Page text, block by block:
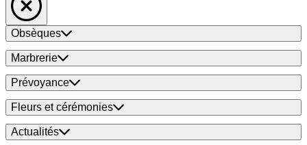
Obsèques
Marbrerie
Prévoyance
Fleurs et cérémonies
Actualités